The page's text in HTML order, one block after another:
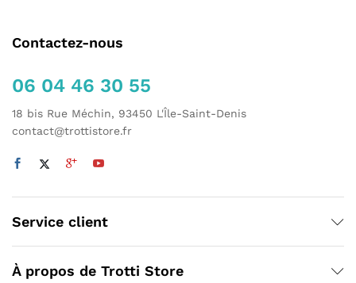
Contactez-nous
06 04 46 30 55
18 bis Rue Méchin, 93450 L'Île-Saint-Denis
contact@trottistore.fr
Service client
À propos de Trotti Store